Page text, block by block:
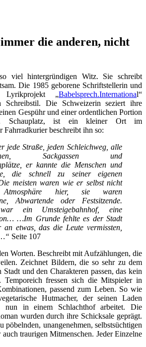
die anderen, nicht
viel hintergründigen Witz. Sie schreibt
Die 1985 geborene Schriftstellerin und
„Babelsprech.International“
Schreibstil. Die Schweizerin seziert ihre
Gespühr und einer ordentlichen Portion
Schauplatz, ist ein kleiner Ort im
Fahrradkurier beschreibt ihn so:
jede Straße, jeden Schleichweg, alle
Sackgassen und
er kannte die Menschen und
die schnell zu seiner eigenen
meisten waren wie er selbst nicht
hier, sie waren
Abwartende oder Festsitzende.
ein Umsteigebahnhof, eine
…Im Grunde fehlte es der Stadt
etwas, das die Leute vermissten,
Seite 107
Worten. Beschreibt mit Aufzählungen, die
Zeichnet Bildern, die so sehr zu dem
und den Charakteren passen, das kein
Temporeich fressen sich die Mitspieler in
passend zum Leben. So wie
Hutmacher, der seinen Laden
nun in einem Schlachthof arbeitet. Die
wurden durch ihre Schicksale geprägt.
pöbelnden, unangenehmen, selbstsüchtigen
traurigen Mitmenschen. Jeder Einzelne